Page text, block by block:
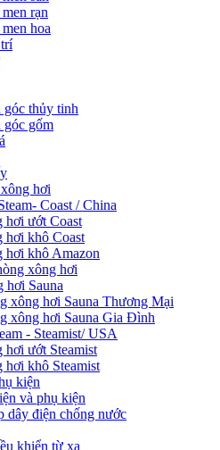
rạn
hoa
góc thủy tinh
góc gốm
hơi
Coast / China
hơi ướt Coast
hơi khô Coast
hơi khô Amazon
xông hơi
hơi Sauna
xông hơi Sauna Thương Mại
xông hơi Sauna Gia Đình
- Steamist/ USA
hơi ướt Steamist
hơi khô Steamist
kiện
và phụ kiện
dây điện chống nước
khiển từ xa